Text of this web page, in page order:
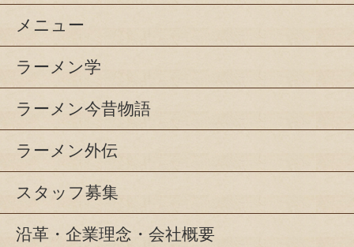
メニュー
ラーメン学
ラーメン今昔物語
ラーメン外伝
スタッフ募集
沿革・企業理念・会社概要